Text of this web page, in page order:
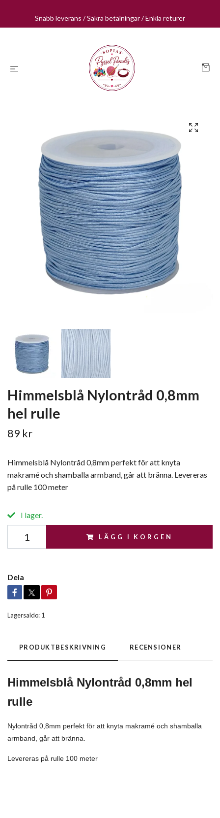
Snabb leverans / Säkra betalningar / Enkla returer
Himmelsblå Nylontråd 0,8mm
hel rulle
89 kr
Himmelsblå Nylontråd 0,8mm perfekt för att knyta
makramé och shamballa armband, går att bränna. Levereras
på rulle 100 meter
I lager.
LÄGG I KORGEN
Dela
Lagersaldo: 1
PRODUKTBESKRIVNING RECENSIONER
Himmelsblå Nylontråd 0,8mm hel
rulle
Nylontråd 0,8mm perfekt för att knyta makramé och shamballa
armband, går att bränna.
Levereras på rulle 100 meter